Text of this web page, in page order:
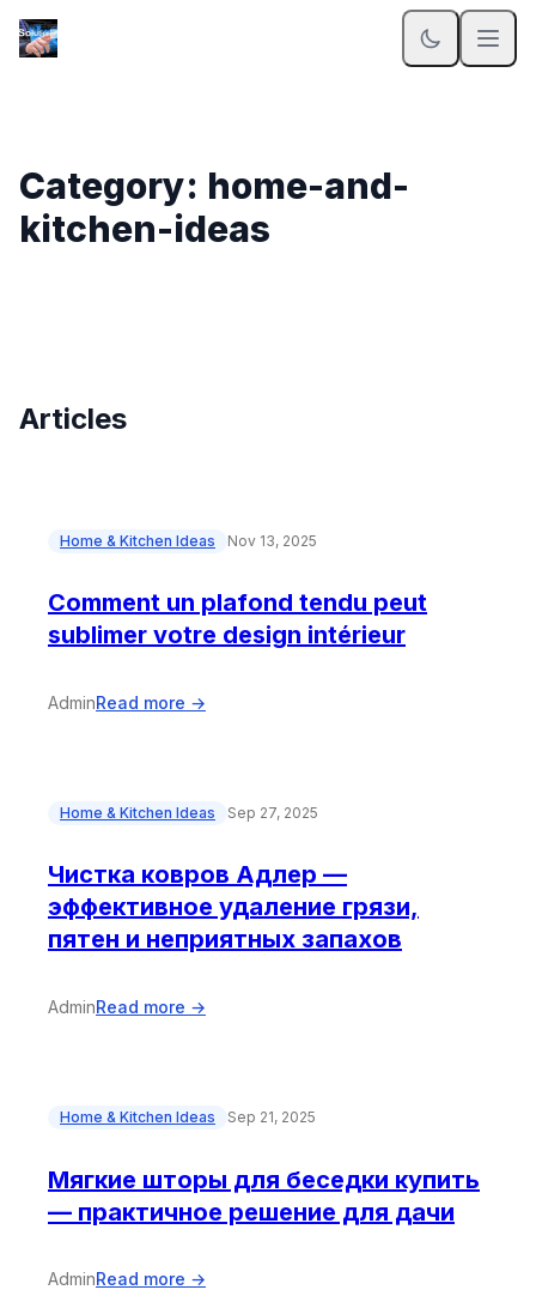
Category: home-and-
kitchen-ideas
Articles
Home & Kitchen Ideas Nov 13, 2025
Comment un plafond tendu peut
sublimer votre design intérieur
AdminRead more →
Home & Kitchen Ideas Sep 27, 2025
Чистка ковров Адлер —
эффективное удаление грязи,
пятен и неприятных запахов
AdminRead more →
Home & Kitchen Ideas Sep 21, 2025
Мягкие шторы для беседки купить
— практичное решение для дачи
AdminRead more →